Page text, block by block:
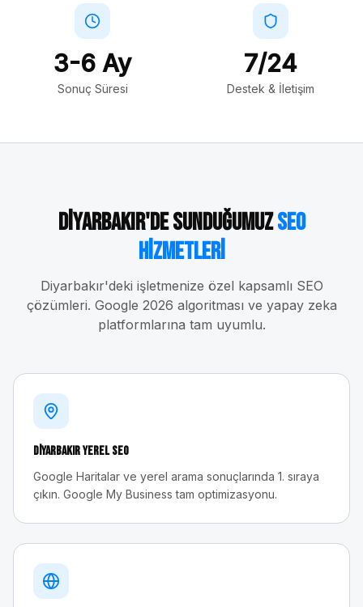
3-6 Ay
Sonuç Süresi
7/24
Destek & İletişim
Diyarbakır'de SunduğumuzSEO
Hizmetleri
Diyarbakır'deki işletmenize özel kapsamlı SEO
çözümleri. Google 2026 algoritması ve yapay zeka
platformlarına tam uyumlu.
DiyarbakırYerel SEO
Google Haritalar ve yerel arama sonuçlarında 1. sıraya
çıkın. Google My Business tam optimizasyonu.